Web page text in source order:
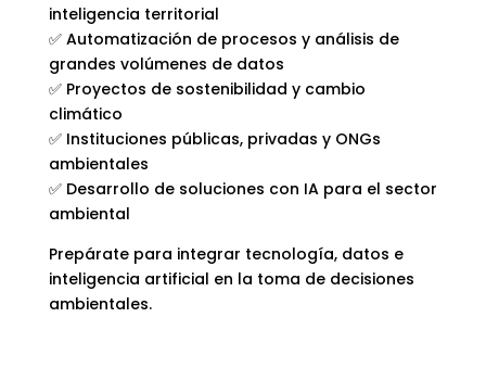
inteligencia territorial
✅ Automatización de procesos y análisis de
grandes volúmenes de datos
✅ Proyectos de sostenibilidad y cambio
climático
✅ Instituciones públicas, privadas y ONGs
ambientales
✅ Desarrollo de soluciones con IA para el sector
ambiental
Prepárate para integrar tecnología, datos e
inteligencia artificial en la toma de decisiones
ambientales.